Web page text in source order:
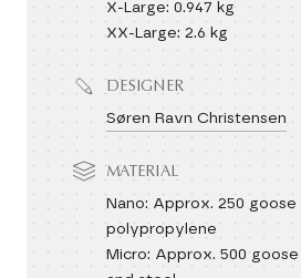
X-Large: 0.947 kg
XX-Large: 2.6 kg
DESIGNER
Søren Ravn Christensen
MATERIAL
Nano: Approx. 250
polypropylene
Micro: Approx. 500